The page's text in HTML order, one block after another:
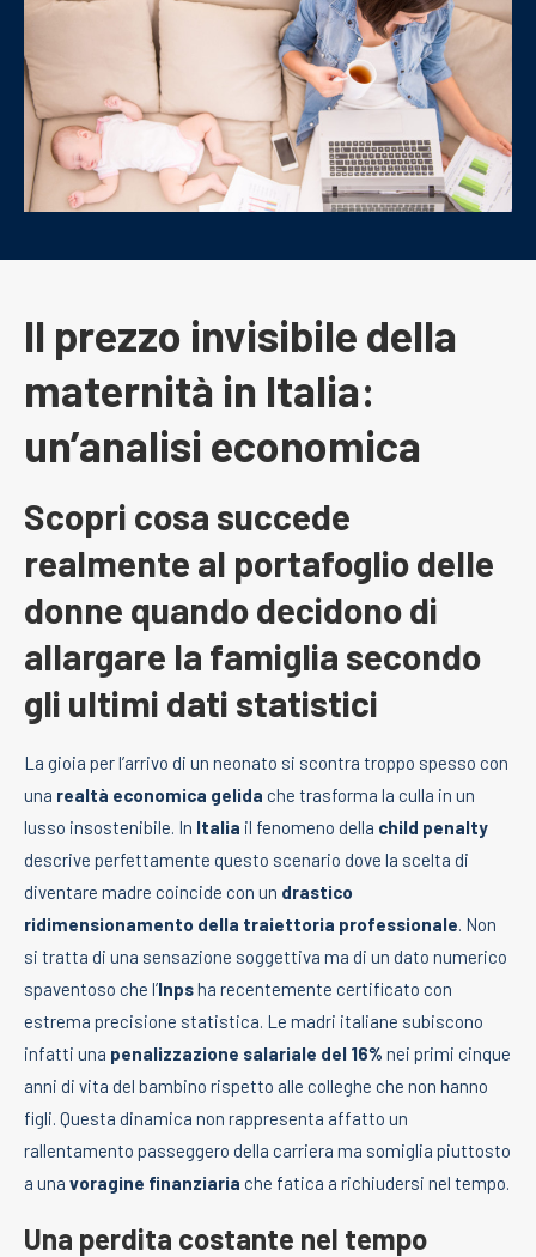
Il prezzo invisibile della
maternità in Italia:
un’analisi economica
Scopri cosa succede
realmente al portafoglio delle
donne quando decidono di
allargare la famiglia secondo
gli ultimi dati statistici
La gioia per l’arrivo di un neonato si scontra troppo spesso con
una realtà economica gelida che trasforma la culla in un
lusso insostenibile. In Italia il fenomeno della child penalty
descrive perfettamente questo scenario dove la scelta di
diventare madre coincide con un drastico
ridimensionamento della traiettoria professionale. Non
si tratta di una sensazione soggettiva ma di un dato numerico
spaventoso che l’Inpsha recentemente certificato con
estrema precisione statistica. Le madri italiane subiscono
infatti una penalizzazione salariale del 16% nei primi cinque
anni di vita del bambino rispetto alle colleghe che non hanno
figli. Questa dinamica non rappresenta affatto un
rallentamento passeggero della carriera ma somiglia piuttosto
a una voragine finanziaria che fatica a richiudersi nel tempo.
Una perdita costante nel tempo